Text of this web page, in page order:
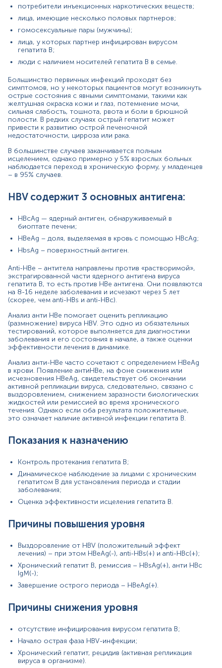
HBc).
Анализ анти HBe помогает оценить репликацию
(размножение) вируса HBV. Это одно из обязательных
тестирований, которое выполняется для диагностики
заболевания и его состояния в начале, а также оценки
эффективности лечения в динамике.
HBeAg в крови. Появление антиHBe, на фоне снижения
или исчезновения HBeAg, свидетельствует об
окончании активной репликации вируса,
следовательно, связано с выздоровлением,
снижением заразности биологических жидкостей или
ремиссией во время хронического течения. Однако
если оба результата положительные, это означает
Показания к назначению
Контроль протекания гепатита В;
хроническим гепатитом В для установления
периода и стадии заболевания;
Причины повышения уровня
Выздоровление от HBV (положительный эффект
лечения) – при этом HBeAg(-), anti-HBs(+) и anti-
Хронический гепатит В, ремиссия – HBsAg(+),
анти HBc IgM(-);
Завершение острого периода – HBeAg(+).
Причины снижения уровня
отсутствие инфицирования вирусом гепатита В;
Начало острая фаза HBV-инфекции;
Хронический гепатит, рецидив (активная
репликация вируса в организме).
Материал
сироватка крові
измерений могут изменяться в соответствии с
потребители инъекционных наркотических веществ;
лица, имеющие несколько половых партнеров;
гомосексуальные пары (мужчины);
лица, у которых партнер инфицирован вирусом
гепатита В;
люди с наличием носителей гепатита В в семье.
Большинство первичных инфекций проходят без
симптомов, но у некоторых пациентов могут возникнуть
острые состояния с явными симптомами, такими как
желтушная окраска кожи и глаз, потемнение мочи,
сильная слабость, тошнота, рвота и боли в брюшной
полости. В редких случаях острый гепатит может
привести к развитию острой печеночной
недостаточности, цирроза или рака.
В большинстве случаев заканчивается полным
исцелением, однако примерно у 5% взрослых больных
наблюдается переход в хроническую форму, у младенцев
– в 95% случаев.
HBV содержит 3 основных антигена:
HBcAg — ядерный антиген, обнаруживаемый в
биоптате печени;
HBeAg – доля, выделяемая в кровь с помощью HBcAg;
HbsAg – поверхностный антиген.
Anti-HBe – антитела направлены против «растворимой»,
экстрагированной части ядерного антигена вируса
гепатита B, то есть против HBe антигена. Они появляются
на 8-16 неделе заболевания и исчезают через 5 лет
(скорее, чем anti-HBs и anti-HBc).
Анализ анти HBe помогает оценить репликацию
(размножение) вируса HBV. Это одно из обязательных
тестирований, которое выполняется для диагностики
заболевания и его состояния в начале, а также оценки
эффективности лечения в динамике.
Анализ анти-HBe часто сочетают с определением HBeAg
в крови. Появление антиHBe, на фоне снижения или
исчезновения HBeAg, свидетельствует об окончании
активной репликации вируса, следовательно, связано с
выздоровлением, снижением заразности биологических
жидкостей или ремиссией во время хронического
течения. Однако если оба результата положительные,
это означает наличие активной инфекции гепатита В.
Показания к назначению
Контроль протекания гепатита В;
Динамическое наблюдение за лицами с хроническим
гепатитом В для установления периода и стадии
заболевания;
Оценка эффективности исцеления гепатита B.
Причины повышения уровня
Выздоровление от HBV (положительный эффект
лечения) – при этом HBeAg(-), anti-HBs(+) и anti-HBc(+);
Хронический гепатит В, ремиссия – HBsAg(+), анти HBc
IgM(-);
Завершение острого периода – HBeAg(+).
Причины снижения уровня
отсутствие инфицирования вирусом гепатита В;
Начало острая фаза HBV-инфекции;
Хронический гепатит, рецидив (активная репликация
вируса в организме).